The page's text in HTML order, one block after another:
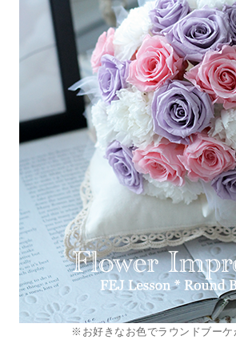
※お好きなお色でラウンドブーケ